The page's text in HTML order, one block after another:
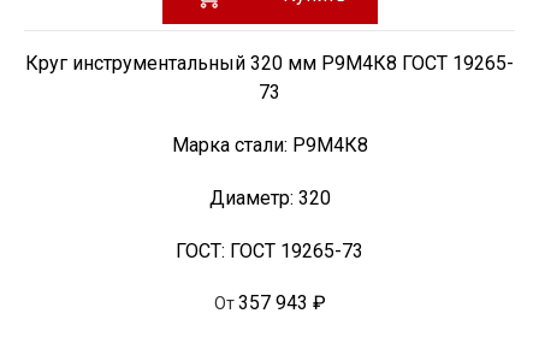
Круг инструментальный 320 мм Р9М4К8 ГОСТ 19265-
73
Марка стали: Р9М4К8
Диаметр: 320
ГОСТ: ГОСТ 19265-73
От 357 943 ₽